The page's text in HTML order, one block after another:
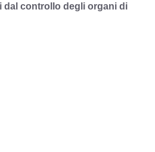
dal controllo degli organi di